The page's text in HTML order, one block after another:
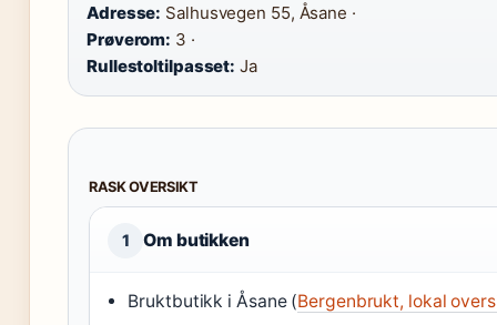
Adresse: Salhusvegen 55, Åsane ·
Prøverom: 3 ·
Rullestoltilpasset: Ja
RASK OVERSIKT
1 Om butikken
Bruktbutikk i Åsane (Bergenbrukt, lokal